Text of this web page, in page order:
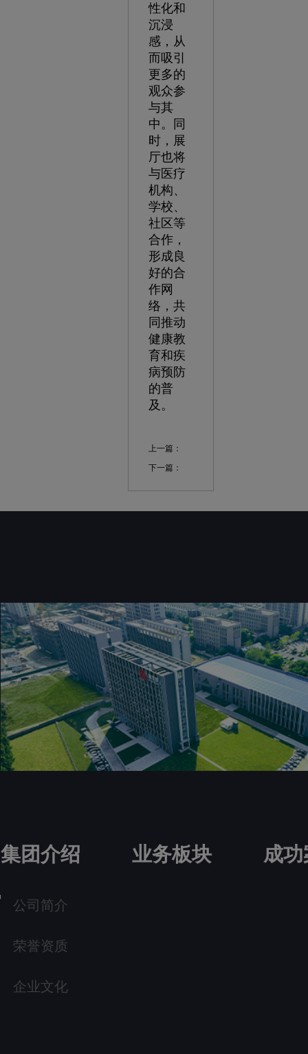
性化和
沉浸
感，从
而吸引
更多的
观众参
与其
中。同
时，展
厅也将
与医疗
机构、
学校、
社区等
合作，
形成良
好的合
作网
络，共
同推动
健康教
育和疾
病预防
的普
及。
上一篇：
下一篇：
集团介绍
公司简介
荣誉资质
企业文化
业务板块 成